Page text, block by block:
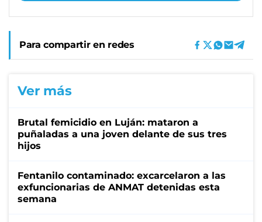
Para compartir en redes
Ver más
Brutal femicidio en Luján: mataron a
puñaladas a una joven delante de sus tres
hijos
Fentanilo contaminado: excarcelaron a las
exfuncionarias de ANMAT detenidas esta
semana